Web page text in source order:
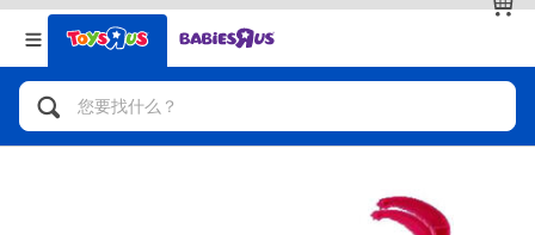
返回
分类目录
人气英雄，角色扮演，射击玩具
返回
品牌
查看全部